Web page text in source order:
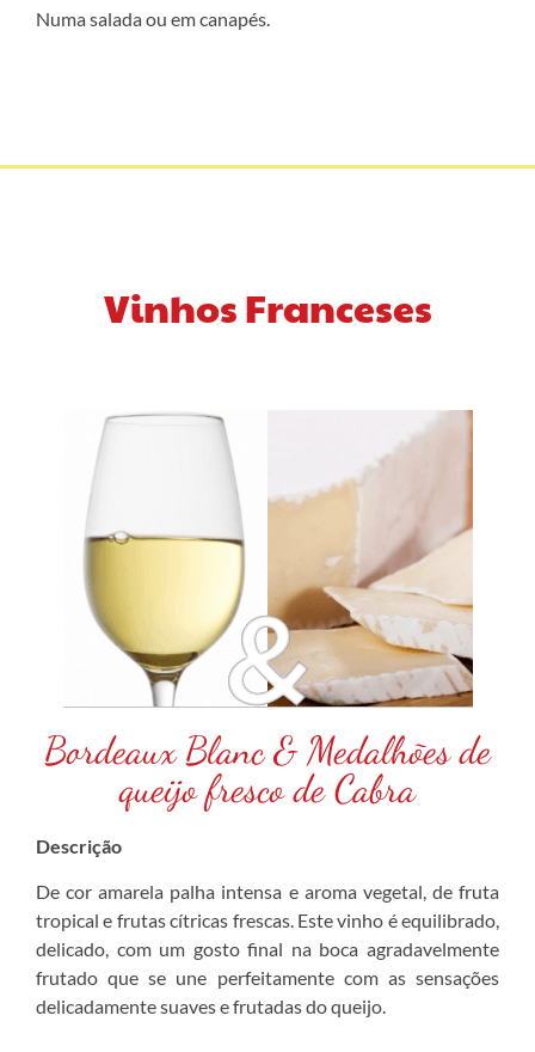
Numa salada ou em canapés.
Vinhos Franceses
Bordeaux Blanc & Medalhões de
queijo fresco de Cabra
Descrição
De cor amarela palha intensa e aroma vegetal, de fruta
tropical e frutas cítricas frescas. Este vinho é equilibrado,
delicado, com um gosto final na boca agradavelmente
frutado que se une perfeitamente com as sensações
delicadamente suaves e frutadas do queijo.